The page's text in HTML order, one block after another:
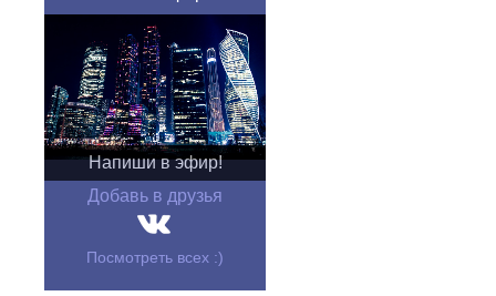
Напиши в эфир!
Добавь в друзья
Посмотреть всех :)